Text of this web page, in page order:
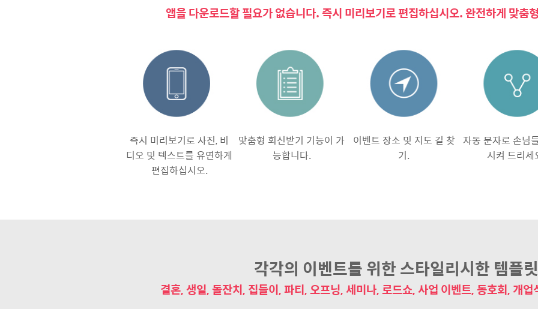
앱을 다운로드할 필요가 없습니다. 즉시 미리보기로 편집하십시오. 완전하게 맞춤
즉시 미리보기로 사진, 비
디오 및 텍스트를 유연하게
편집하십시오.
맟춤형 회신받기 기능이 가
능합니다.
이벤트 장소 및 지도 길 찾
기.
자동 문자로 손님
시켜 드리세
각각의 이벤트를 위한 스타일리시한 템플
결혼, 생일, 돌잔치, 집들이, 파티, 오프닝, 세미나, 로드쇼, 사업 이벤트, 동호회, 개